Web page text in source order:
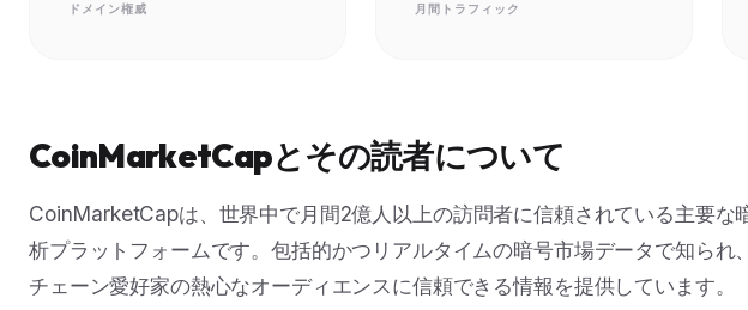
ドメイン権威 月間トラフィック
CoinMarketCapとその読者について
CoinMarketCapは、世界中で月間2億人以上の訪問者に信頼されている主要な
析プラットフォームです。包括的かつリアルタイムの暗号市場データで知られ
チェーン愛好家の熱心なオーディエンスに信頼できる情報を提供しています。